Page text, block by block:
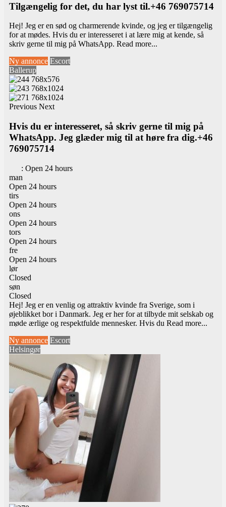
Tilgængelig for det, du har lyst til.+46 769075714
Hej! Jeg er en sød og charmerende kvinde, og jeg er tilgængelig
for at mødes. Hvis du er interesseret i at lære mig at kende, så
skriv gerne til mig på WhatsApp. Read more...
Ny annonce Escort
Ballerup
Previous Next
Hvis du er interesseret, så skriv gerne til mig på
WhatsApp. Jeg glæder mig til at høre fra dig.+46
769075714
: Open 24 hours
man
Open 24 hours
tirs
Open 24 hours
ons
Open 24 hours
tors
Open 24 hours
fre
Open 24 hours
lør
Closed
søn
Closed
Hej! Jeg er en venlig og attraktiv kvinde fra Sverige, som i
øjeblikket bor i Danmark. Jeg er her for at tilbyde mit selskab og
møde ærlige og respektfulde mennesker. Hvis du Read more...
Ny annonce Escort
Helsingør